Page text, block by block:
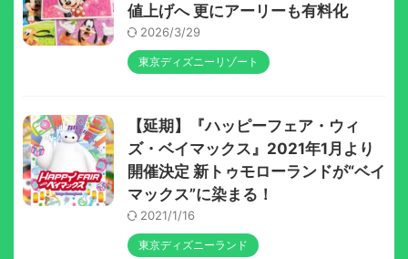
値上げへ 更にアーリーも有料化
2026/3/29
東京ディズニーリゾート
【延期】『ハッピーフェア・ウィ
ズ・ベイマックス』2021年1月より
開催決定 新トゥモローランドが“ベイ
マックス”に染まる！
2021/1/16
東京ディズニーランド